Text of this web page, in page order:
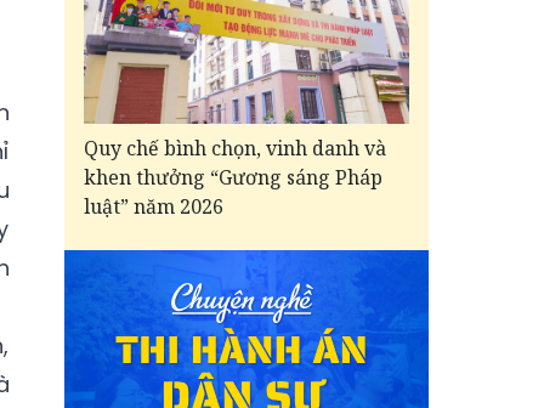
Quy chế bình chọn, vinh danh và
khen thưởng “Gương sáng Pháp
luật” năm 2026